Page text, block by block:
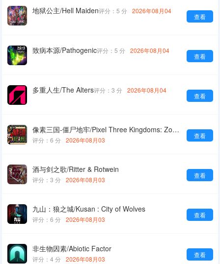
地狱公主/Hell Maiden
查看
评分：5 分 2026年08月04
致病本源/Pathogenic
查看
评分：5 分 2026年08月04
多重人生/The Alters
查看
评分：3 分 2026年08月04
像素三国-僵尸地牢/Pixel Three Kingdoms: Zombie Dungeon
查看
评分：6 分 2026年08月03
酒与剑之歌/Ritter & Rotwein
查看
评分：3 分 2026年08月03
九山：狼之城/Kusan : City of Wolves
查看
评分：6 分 2026年08月03
非生物因素/Abiotic Factor
查看
评分：4 分 2026年08月03